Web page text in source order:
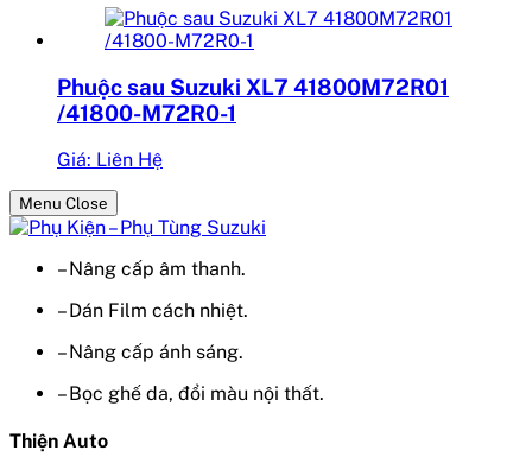
Phuộc sau Suzuki XL7 41800M72R01
/41800-M72R0-1
Giá: Liên Hệ
Menu Close
– Nâng cấp âm thanh.
– Dán Film cách nhiệt.
– Nâng cấp ánh sáng.
– Bọc ghế da, đổi màu nội thất.
Thiện Auto